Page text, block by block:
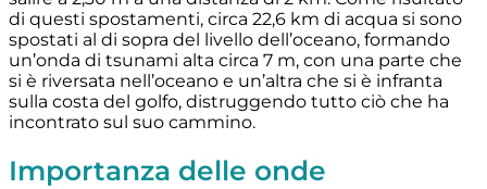
di questi spostamenti, circa 22,6 km di acqua si sono
spostati al di sopra del livello dell’oceano, formando
un’onda di tsunami alta circa 7 m, con una parte che
si è riversata nell’oceano e un’altra che si è infranta
sulla costa del golfo, distruggendo tutto ciò che ha
incontrato sul suo cammino.
Importanza delle onde